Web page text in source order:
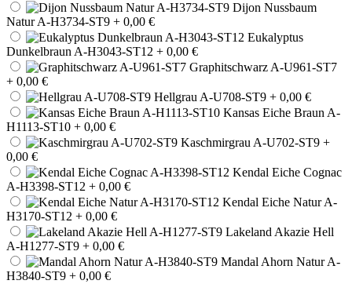
Dijon Nussbaum
Natur A-H3734-ST9 + 0,00 €
Eukalyptus
Dunkelbraun A-H3043-ST12 + 0,00 €
Graphitschwarz A-U961-ST7
+ 0,00 €
Hellgrau A-U708-ST9 + 0,00 €
Kansas Eiche Braun A-
H1113-ST10 + 0,00 €
Kaschmirgrau A-U702-ST9 +
0,00 €
Kendal Eiche Cognac
A-H3398-ST12 + 0,00 €
Kendal Eiche Natur A-
H3170-ST12 + 0,00 €
Lakeland Akazie Hell
A-H1277-ST9 + 0,00 €
Mandal Ahorn Natur A-
H3840-ST9 + 0,00 €